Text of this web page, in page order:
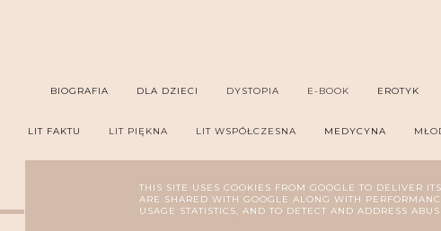
BIOGRAFIA DLA DZIECI DYSTOPIA E-BOOK EROTYK
LIT FAKTU LIT PIĘKNA LIT WSPÓŁCZESNA MEDYCYNA
THIS SITE USES COOKIES FROM GOOGLE TO DELIVER
ARE SHARED WITH GOOGLE ALONG WITH
USAGE STATISTICS, AND TO DETECT AND ADDRESS